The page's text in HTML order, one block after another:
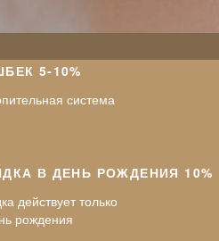
5-10%
система
В ДЕНЬ РОЖДЕНИЯ 10%
действует только
рождения